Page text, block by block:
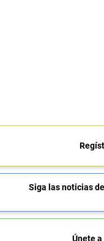
Siga las noticias
Únete